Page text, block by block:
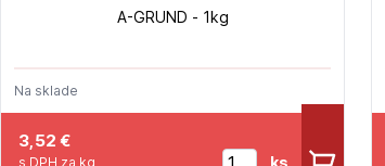
A-GRUND - 1kg
Na sklade
3,52 €
s DPH za kg